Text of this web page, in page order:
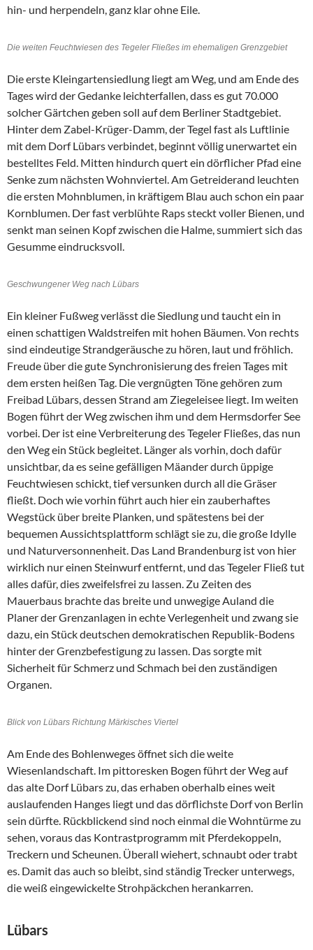
hin- und herpendeln, ganz klar ohne Eile.
Die weiten Feuchtwiesen des Tegeler Fließes im ehemaligen Grenzgebiet
Die erste Kleingartensiedlung liegt am Weg, und am Ende des
Tages wird der Gedanke leichterfallen, dass es gut 70.000
solcher Gärtchen geben soll auf dem Berliner Stadtgebiet.
Hinter dem Zabel-Krüger-Damm, der Tegel fast als Luftlinie
mit dem Dorf Lübars verbindet, beginnt völlig unerwartet ein
bestelltes Feld. Mitten hindurch quert ein dörflicher Pfad eine
Senke zum nächsten Wohnviertel. Am Getreiderand leuchten
die ersten Mohnblumen, in kräftigem Blau auch schon ein paar
Kornblumen. Der fast verblühte Raps steckt voller Bienen, und
senkt man seinen Kopf zwischen die Halme, summiert sich das
Gesumme eindrucksvoll.
Geschwungener Weg nach Lübars
Ein kleiner Fußweg verlässt die Siedlung und taucht ein in
einen schattigen Waldstreifen mit hohen Bäumen. Von rechts
sind eindeutige Strandgeräusche zu hören, laut und fröhlich.
Freude über die gute Synchronisierung des freien Tages mit
dem ersten heißen Tag. Die vergnügten Töne gehören zum
Freibad Lübars, dessen Strand am Ziegeleisee liegt. Im weiten
Bogen führt der Weg zwischen ihm und dem Hermsdorfer See
vorbei. Der ist eine Verbreiterung des Tegeler Fließes, das nun
den Weg ein Stück begleitet. Länger als vorhin, doch dafür
unsichtbar, da es seine gefälligen Mäander durch üppige
Feuchtwiesen schickt, tief versunken durch all die Gräser
fließt. Doch wie vorhin führt auch hier ein zauberhaftes
Wegstück über breite Planken, und spätestens bei der
bequemen Aussichtsplattform schlägt sie zu, die große Idylle
und Naturversonnenheit. Das Land Brandenburg ist von hier
wirklich nur einen Steinwurf entfernt, und das Tegeler Fließ tut
alles dafür, dies zweifelsfrei zu lassen. Zu Zeiten des
Mauerbaus brachte das breite und unwegige Auland die
Planer der Grenzanlagen in echte Verlegenheit und zwang sie
dazu, ein Stück deutschen demokratischen Republik-Bodens
hinter der Grenzbefestigung zu lassen. Das sorgte mit
Sicherheit für Schmerz und Schmach bei den zuständigen
Organen.
Blick von Lübars Richtung Märkisches Viertel
Am Ende des Bohlenweges öffnet sich die weite
Wiesenlandschaft. Im pittoresken Bogen führt der Weg auf
das alte Dorf Lübars zu, das erhaben oberhalb eines weit
auslaufenden Hanges liegt und das dörflichste Dorf von Berlin
sein dürfte. Rückblickend sind noch einmal die Wohntürme zu
sehen, voraus das Kontrastprogramm mit Pferdekoppeln,
Treckern und Scheunen. Überall wiehert, schnaubt oder trabt
es. Damit das auch so bleibt, sind ständig Trecker unterwegs,
die weiß eingewickelte Strohpäckchen herankarren.
Lübars